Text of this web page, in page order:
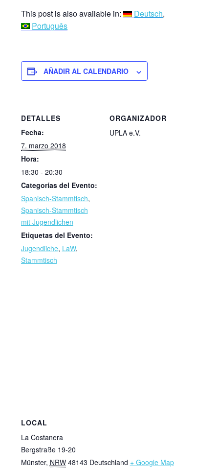
This post is also available in:
Deutsch
Português
AÑADIR AL CALENDARIO
DETALLES
Fecha:
7. marzo 2018
Hora:
18:30 - 20:30
Categorías del Evento:
Spanisch-Stammtisch,
Spanisch-Stammtisch
mit Jugendlichen
Etiquetas del Evento:
Jugendliche, LaW,
Stammtisch
ORGANIZADOR
UPLA e.V.
LOCAL
La Costanera
Bergstraße 19-20
Münster, NRW 48143 Deutschland + Google Map